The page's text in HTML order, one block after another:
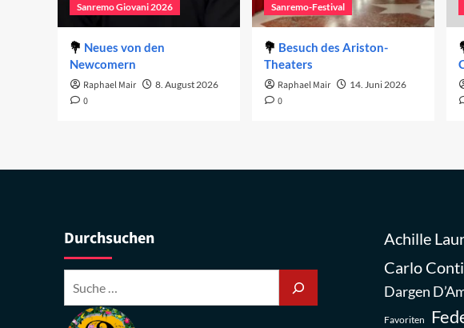
Sanremo Giovani 2026
Neues von den
Newcomern
Raphael Mair 8. August 2026
0
Sanremo-Festival
Besuch des Ariston-
Theaters
Raphael Mair 14. Juni 2026
0
Durchsuchen Achille
Carlo Conti
Dargen
Favoriten